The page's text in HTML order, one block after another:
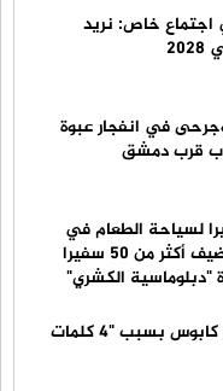
اجتماع خاص: نريد
في انفجار عبوة
قرب دمشق
لسياحة الطعام في
الشرق الأوسط.. ويستضيف أكثر من 50 سفيرا
"دبلوماسية الكشري"
رحلة جوية تتحول إلى كابوس بسبب "4 كلمات